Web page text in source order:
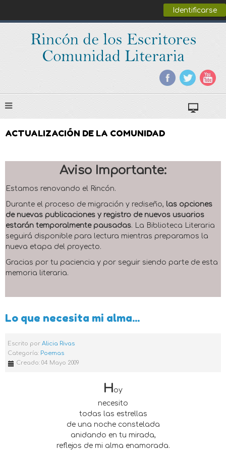
Identificarse
ACTUALIZACIÓN DE LA COMUNIDAD
Aviso Importante:
Estamos renovando el Rincón.
Durante el proceso de migración y rediseño, las opciones
de nuevas publicaciones y registro de nuevos usuarios
estarán temporalmente pausadas. La Biblioteca Literaria
seguirá disponible para lectura mientras preparamos la
nueva etapa del proyecto.
Gracias por tu paciencia y por seguir siendo parte de esta
memoria literaria.
Lo que necesita mi alma...
Escrito por Alicia Rivas
Categoría: Poemas
Creado: 04 Mayo 2009
Hoy
necesito
todas las estrellas
de una noche constelada
anidando en tu mirada,
reflejos de mi alma enamorada.